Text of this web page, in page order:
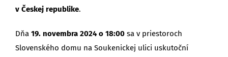
v Českej republike.
Dňa 19. novembra 2024 o 18:00sa v priestoroch
Slovenského domu na Soukenickej ulici uskutoční